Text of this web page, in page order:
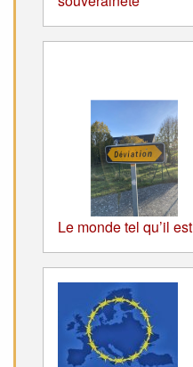
Le monde tel qu’il est